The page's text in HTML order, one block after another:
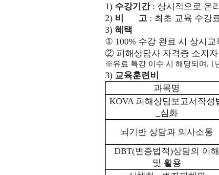
1) 수강기간 : 상시적으로 온
2) 비 고 : 최초 교육 수강
3) 혜택
① 100% 수강 완료 시 상시
② 피해상담사 자격증 소지
※유료 특강 이수 시 해당되며 , 1
3) 교육훈련비
과목명
KOVA 피해상담보고서작성
심화
뇌기반 상담과 의사소통
DBT(변증법적)상담의 이해
및 활용